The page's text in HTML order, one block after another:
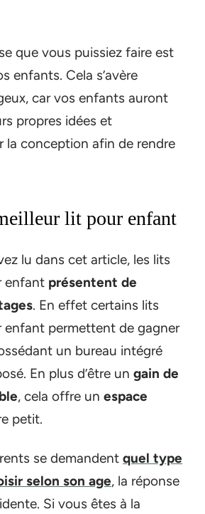
que vous puissiez faire est
enfants. Cela s’avère
car vos enfants auront
propres idées et
la conception afin de rendre
lit pour enfant
lu dans cet article, les lits
enfant présentent de
. En effet certains lits
enfant permettent de gagner
un bureau intégré
En plus d’être un gain de
, cela offre un espace
petit.
se demandent quel type
selon son age, la réponse
Si vous êtes à la